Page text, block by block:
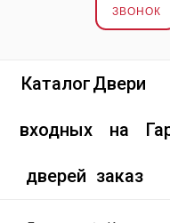
ЗВОНОК
Каталог
входных
дверей
Двери
на
заказ